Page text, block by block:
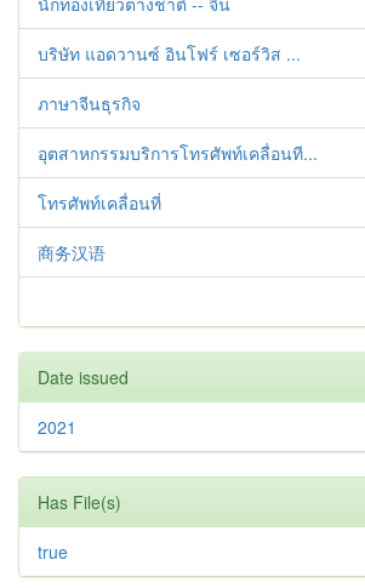
บริษัท แอดวานซ์ อินโฟร์ เซอร์วิส ...
ภาษาจีนธุรกิจ
อุตสาหกรรมบริการโทรศัพท์เคลื่อนที...
โทรศัพท์เคลื่อนที่
商务汉语
Date issued
2021
Has File(s)
true